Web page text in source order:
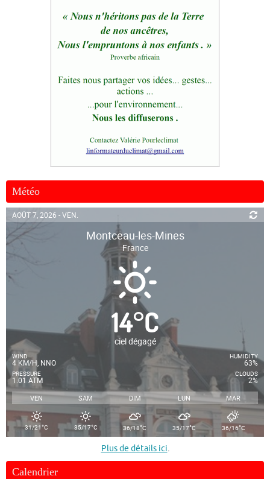
Météo
AOÛT 7, 2026 - VEN.
Montceau-les-Mines
France
14°C
ciel dégagé
WIND
4 KM/H, NNO
PRESSURE
1.01 ATM
HUMIDITY
63%
CLOUDS
2%
VEN SAM DIM LUN MAR
31/21°C 35/17°C 36/18°C 35/17°C 36/16°C
Plus de détails ici.
Calendrier